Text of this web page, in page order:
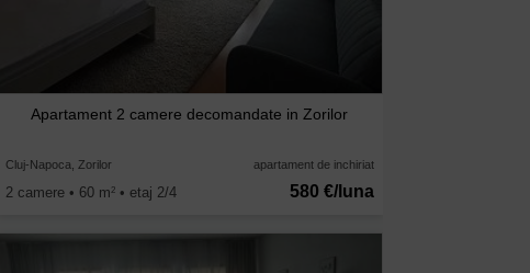
Apartament 2 camere decomandate in Zorilor
Cluj-Napoca, Zorilor apartament de inchiriat
2 camere • 60 m2 • etaj 2/4 580 €/luna